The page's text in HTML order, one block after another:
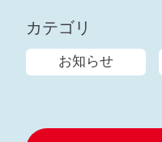
カテゴリ
お知らせ